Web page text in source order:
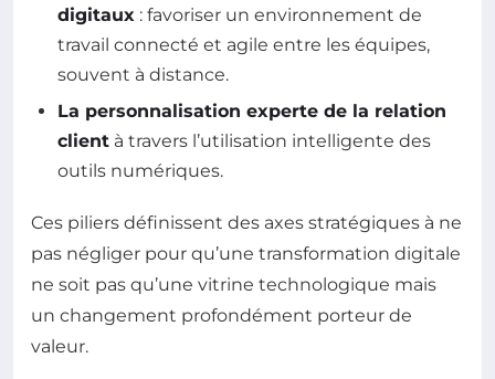
digitaux : favoriser un environnement de
travail connecté et agile entre les équipes,
souvent à distance.
La personnalisation experte de la relation
client à travers l’utilisation intelligente des
outils numériques.
Ces piliers définissent des axes stratégiques à ne
pas négliger pour qu’une transformation digitale
ne soit pas qu’une vitrine technologique mais
un changement profondément porteur de
valeur.